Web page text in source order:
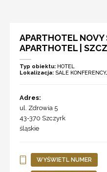
APARTHOTEL NOVY
APARTHOTEL |
Typ obiektu: HOTEL
Lokalizacja: SALE
Adres:
ul. Zdrowia 5
43-370 Szczyrk
śląskie
WYŚWIETL NUMER